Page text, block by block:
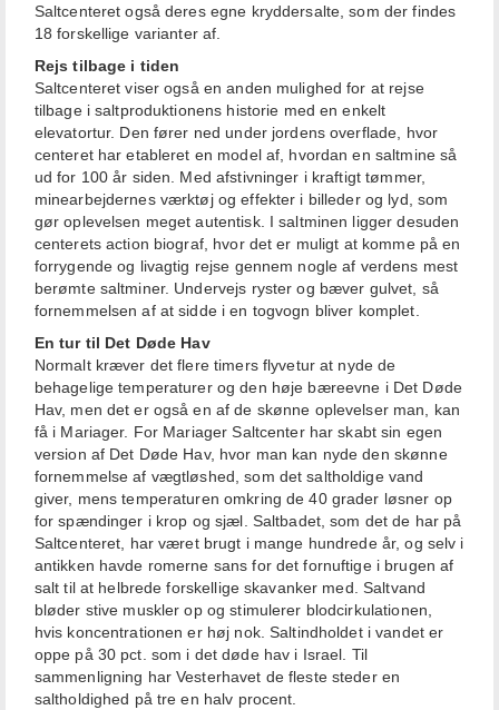
Saltcenteret også deres egne kryddersalte, som der findes
18 forskellige varianter af.
Rejs tilbage i tiden
Saltcenteret viser også en anden mulighed for at rejse
tilbage i saltproduktionens historie med en enkelt
elevatortur. Den fører ned under jordens overflade, hvor
centeret har etableret en model af, hvordan en saltmine så
ud for 100 år siden. Med afstivninger i kraftigt tømmer,
minearbejdernes værktøj og effekter i billeder og lyd, som
gør oplevelsen meget autentisk. I saltminen ligger desuden
centerets action biograf, hvor det er muligt at komme på en
forrygende og livagtig rejse gennem nogle af verdens mest
berømte saltminer. Undervejs ryster og bæver gulvet, så
fornemmelsen af at sidde i en togvogn bliver komplet.
En tur til Det Døde Hav
Normalt kræver det flere timers flyvetur at nyde de
behagelige temperaturer og den høje bæreevne i Det Døde
Hav, men det er også en af de skønne oplevelser man, kan
få i Mariager. For Mariager Saltcenter har skabt sin egen
version af Det Døde Hav, hvor man kan nyde den skønne
fornemmelse af vægtløshed, som det saltholdige vand
giver, mens temperaturen omkring de 40 grader løsner op
for spændinger i krop og sjæl. Saltbadet, som det de har på
Saltcenteret, har været brugt i mange hundrede år, og selv i
antikken havde romerne sans for det fornuftige i brugen af
salt til at helbrede forskellige skavanker med. Saltvand
bløder stive muskler op og stimulerer blodcirkulationen,
hvis koncentrationen er høj nok. Saltindholdet i vandet er
oppe på 30 pct. som i det døde hav i Israel. Til
sammenligning har Vesterhavet de fleste steder en
saltholdighed på tre en halv procent.